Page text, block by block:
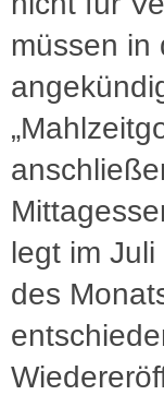
müssen in
legt im
des